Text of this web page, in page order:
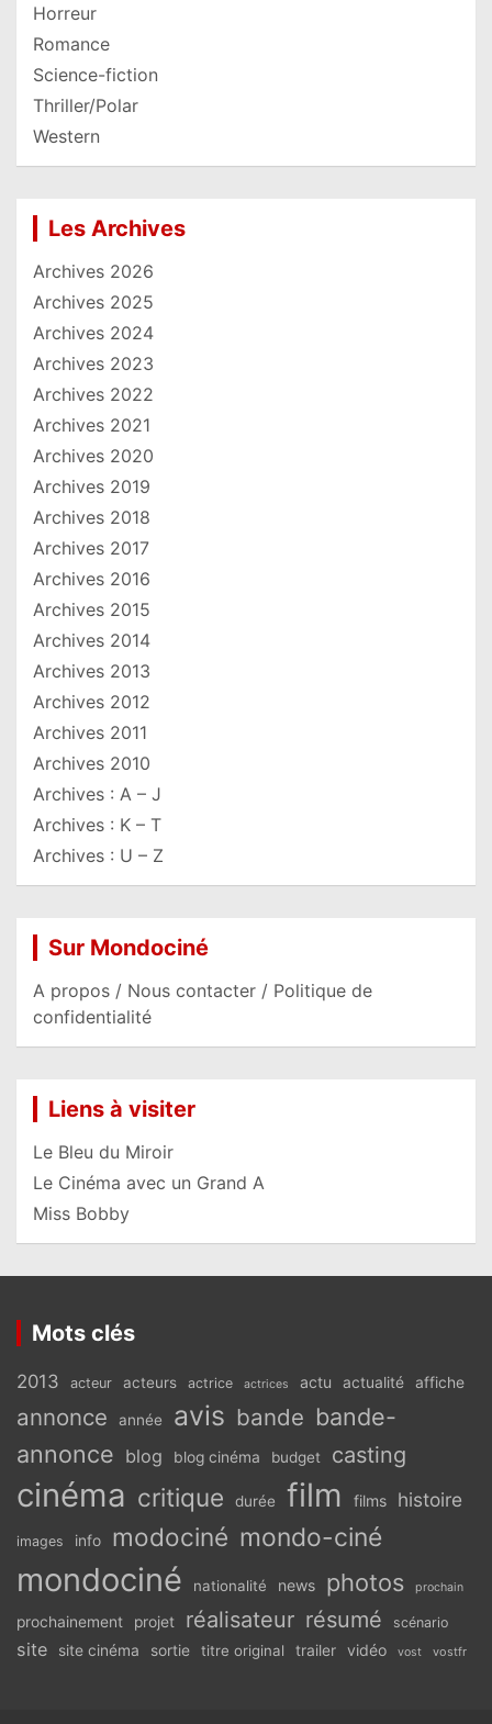
Horreur
Romance
Science-fiction
Thriller/Polar
Western
Les Archives
Archives 2026
Archives 2025
Archives 2024
Archives 2023
Archives 2022
Archives 2021
Archives 2020
Archives 2019
Archives 2018
Archives 2017
Archives 2016
Archives 2015
Archives 2014
Archives 2013
Archives 2012
Archives 2011
Archives 2010
Archives : A – J
Archives : K – T
Archives : U – Z
Sur Mondociné
A propos / Nous contacter / Politique de
confidentialité
Liens à visiter
Le Bleu du Miroir
Le Cinéma avec un Grand A
Miss Bobby
Mots clés
2013 acteur acteurs actrice actrices actu actualité affiche
annonce année avis bande bande-
annonce blog blog cinéma budget casting
cinéma critique durée film films histoire
images info modociné mondo-ciné
mondociné nationalité news photos prochain
prochainement projet réalisateur résumé scénario
site site cinéma sortie titre original trailer vidéo vost vostfr